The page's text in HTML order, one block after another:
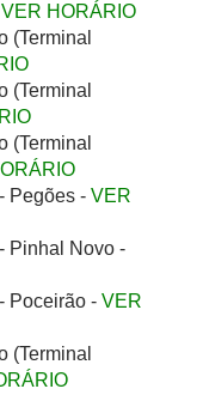
VER HORÁRIO
(Terminal
(Terminal
(Terminal
Pegões - VER
Pinhal Novo -
Poceirão - VER
(Terminal